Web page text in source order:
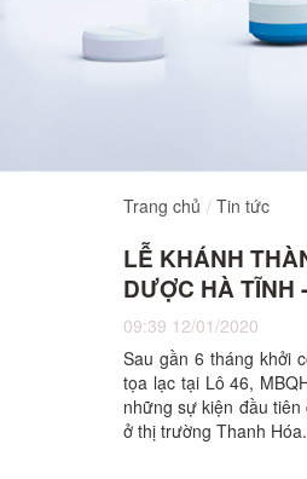
Trang chủ Tin tức
LỄ KHÁNH
DƯỢC HÀ TĨNH
09:39 12/01/2020
Sau gần 6 tháng khởi
tọa lạc tại Lô 46,
những sự kiện đầu
ở thị trường Thanh Hóa.